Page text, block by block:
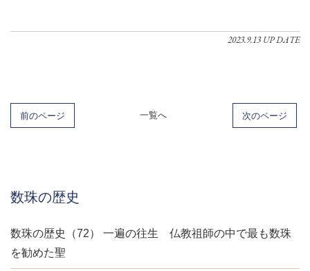
2023.9.13 UP DATE
前のページ 一覧へ 次のページ
数珠の歴史
数珠の歴史（72） 一遍の往生 仏教祖師の中で最も数珠
を勧めた聖